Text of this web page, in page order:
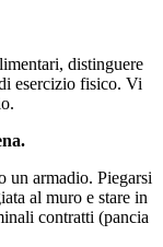
distinguere
esercizio fisico. Vi
un armadio. Piegarsi
al muro e stare in
contratti (pancia